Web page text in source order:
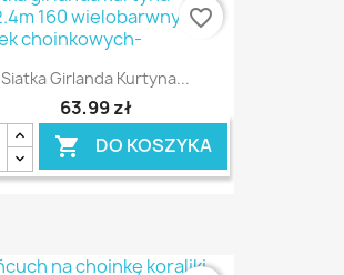
Siatka Girlanda Kurtyna...
63,99 zł
 DO KOSZYKA
favorite_border